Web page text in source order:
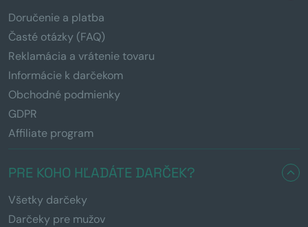
Doručenie a platba
Časté otázky (FAQ)
Reklamácia a vrátenie tovaru
Informácie k darčekom
Obchodné podmienky
GDPR
Affiliate program
PRE KOHO HĽADÁTE DARČEK?
Všetky darčeky
Darčeky pre mužov